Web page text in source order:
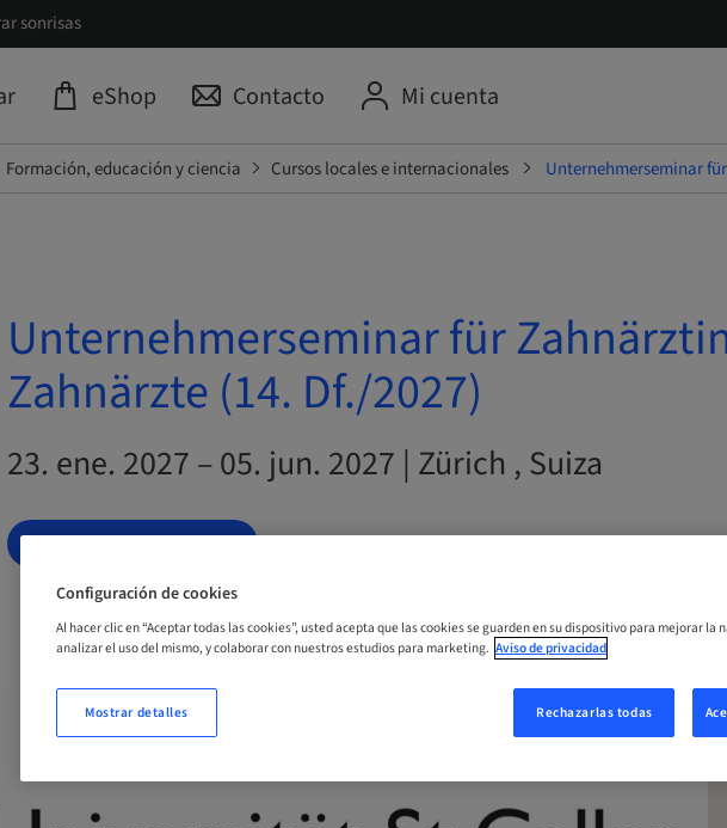
sonrisas
eShop Contacto Mi cuenta
Formación, educación y ciencia Cursos locales e internacionales Unternehmerseminar
Unternehmerseminar für
Zahnärzte (14. Df./2027)
23. ene. 2027 – 05. jun. 2027 | Zürich , Suiza
RESERVAR AHORA
Configuración de cookies
Al hacer clic en “Aceptar todas las cookies”, usted acepta que las cookies se guarden en su dispositivo para mejorar la
analizar el uso del mismo, y colaborar con nuestros estudios para marketing. Aviso de privacidad
Rechazarlas todas
Mostrar detalles